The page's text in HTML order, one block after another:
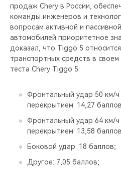
НОВИНКИ
CHERY REMOTE
CHERY И СПОРТ
продаж Chery в России,
команды инженеров и
вопросам активной и
автомобилей приоритетное
доказал, что Tiggo 5
транспортных средств в своем
теста Chery Tiggo 5:
Фронтальный удар 50 км/
перекрытием: 14,27
Фронтальный удар 64 км/
перекрытием: 13,58
Боковой удар: 18 баллов;
Другое: 7,05 баллов;